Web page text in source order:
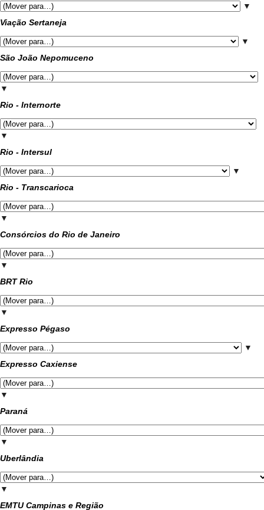
▼
Viação Sertaneja
▼
São João Nepomuceno
▼
Rio - Internorte
▼
Rio - Intersul
▼
Rio - Transcarioca
▼
Consórcios do Rio de Janeiro
▼
BRT Rio
▼
Expresso Pégaso
▼
Expresso Caxiense
▼
Paraná
▼
Uberlândia
▼
EMTU Campinas e Região